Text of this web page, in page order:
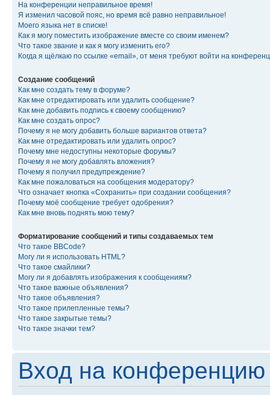
На конференции неправильное время!
Я изменил часовой пояс, но время всё равно неправильное!
Моего языка нет в списке!
Как я могу поместить изображение вместе со своим именем?
Что такое звание и как я могу изменить его?
Когда я щёлкаю по ссылке «email», от меня требуют войти на
Создание сообщений
Как мне создать тему в форуме?
Как мне отредактировать или удалить сообщение?
Как мне добавить подпись к своему сообщению?
Как мне создать опрос?
Почему я не могу добавить больше вариантов ответа?
Как мне отредактировать или удалить опрос?
Почему мне недоступны некоторые форумы?
Почему я не могу добавлять вложения?
Почему я получил предупреждение?
Как мне пожаловаться на сообщения модератору?
Что означает кнопка «Сохранить» при создании сообщения?
Почему моё сообщение требует одобрения?
Как мне вновь поднять мою тему?
Форматирование сообщений и типы создаваемых тем
Что такое BBCode?
Могу ли я использовать HTML?
Что такое смайлики?
Могу ли я добавлять изображения к сообщениям?
Что такое важные объявления?
Что такое объявления?
Что такое прилепленные темы?
Что такое закрытые темы?
Что такое значки тем?
Вход на конференцию